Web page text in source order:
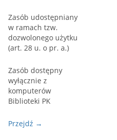
Zasób udostępniany
w ramach tzw.
dozwolonego użytku
(art. 28 u. o pr. a.)
Zasób dostępny
wyłącznie z
komputerów
Biblioteki PK
Przejdź →